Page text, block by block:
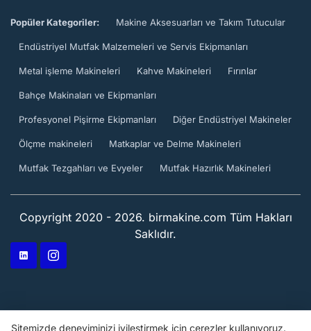
Popüler Kategoriler: Makine Aksesuarları ve Takım Tutucular
Endüstriyel Mutfak Malzemeleri ve Servis Ekipmanları
Metal işleme Makineleri Kahve Makineleri Fırınlar
Bahçe Makinaları ve Ekipmanları
Profesyonel Pişirme Ekipmanları Diğer Endüstriyel Makineler
Ölçme makineleri Matkaplar ve Delme Makineleri
Mutfak Tezgahları ve Evyeler Mutfak Hazırlık Makineleri
Copyright 2020 - 2026. birmakine.com Tüm Hakları
Saklıdır.
Sitemizde deneyiminizi iyileştirmek için çerezler kullanıyoruz.